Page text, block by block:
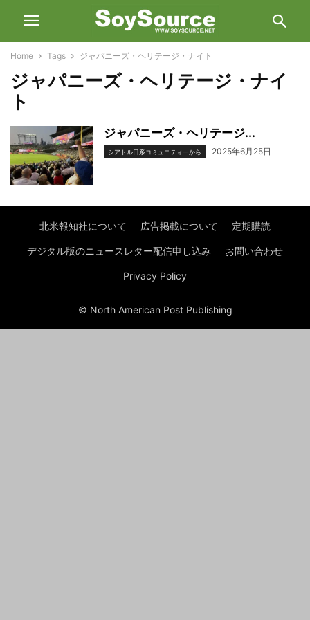
Home Tags ジャパニーズ・ヘリテージ・ナイト
ジャパニーズ・ヘリテージ・ナイ
ト
ジャパニーズ・ヘリテージ...
シアトル日系コミュニティーから 2025年6月25日
北米報知社について 広告掲載について 定期購読
デジタル版のニュースレター配信申し込み お問い合わせ
Privacy Policy
© North American Post Publishing